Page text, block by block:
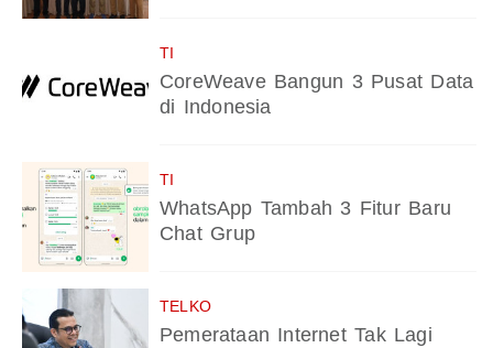
TI
CoreWeave Bangun 3 Pusat Data
di Indonesia
TI
WhatsApp Tambah 3 Fitur Baru
Chat Grup
TELKO
Pemerataan Internet Tak Lagi